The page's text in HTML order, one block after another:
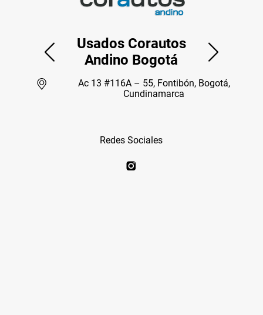
Usados Corautos
Andino Bogotá
Ac 13 #116A – 55, Fontibón, Bogotá,
Cundinamarca
Redes Sociales